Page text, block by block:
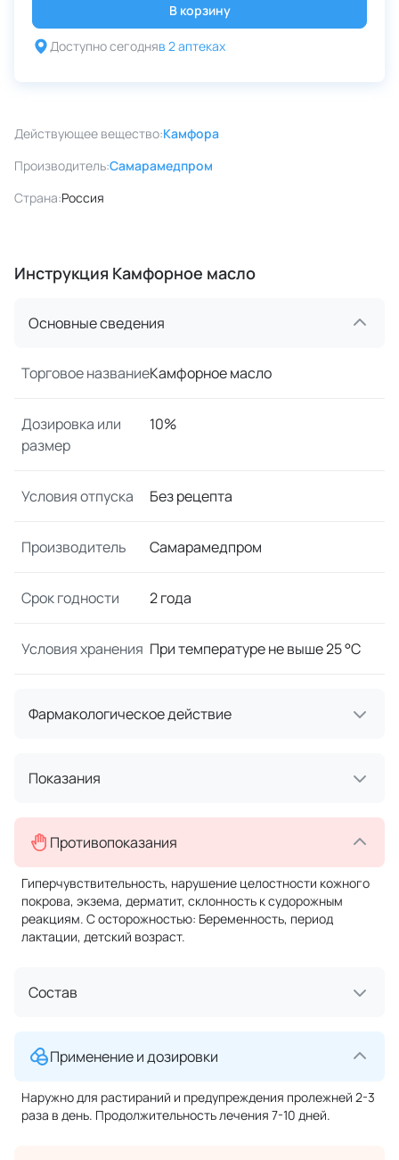
В корзину
Доступно сегодняв 2 аптеках
Действующее вещество:Камфора
Производитель:Самарамедпром
Страна:Россия
Инструкция Камфорное масло
Основные сведения
Торговое названиеКамфорное масло
Дозировка или
размер
10%
Условия отпуска Без рецепта
Производитель Самарамедпром
Срок годности 2 года
Условия хранения При температуре не выше 25 °C
Фармакологическое действие
Показания
Противопоказания
Гиперчувствительность, нарушение целостности кожного
покрова, экзема, дерматит, склонность к судорожным
реакциям. С осторожностью: Беременность, период
лактации, детский возраст.
Состав
Применение и дозировки
Наружно для растираний и предупреждения пролежней 2-3
раза в день. Продолжительность лечения 7-10 дней.